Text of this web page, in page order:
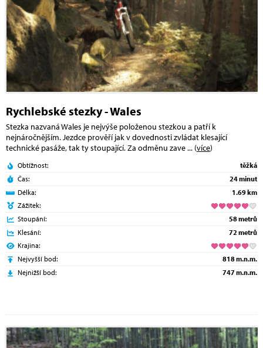
Rychlebské stezky - Wales
Stezka nazvaná Wales je nejvýše položenou stezkou a patří k
nejnáročnějším. Jezdce prověří jak v dovednosti zvládat klesající
technické pasáže, tak ty stoupající. Za odměnu zave... (více)
Obtížnost:
těžká
Čas:
24 minut
Délka:
1.69 km
Zážitek:
Stoupání:
58 metrů
Klesání:
72 metrů
Krajina:
Nejvyšší bod:
818 m.n.m.
Nejnižší bod:
747 m.n.m.